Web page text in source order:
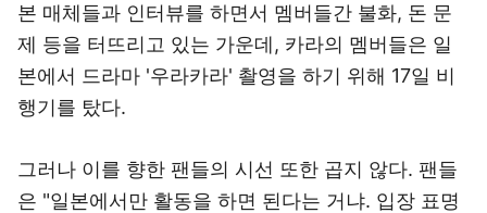
본 매체들과 인터뷰를 하면서 멤버들간 불화, 돈 문
제 등을 터뜨리고 있는 가운데, 카라의 멤버들은 일
본에서 드라마 '우라카라' 촬영을 하기 위해 17일 비
행기를 탔다.
그러나 이를 향한 팬들의 시선 또한 곱지 않다. 팬들
은 "일본에서만 활동을 하면 된다는 거냐. 입장 표명